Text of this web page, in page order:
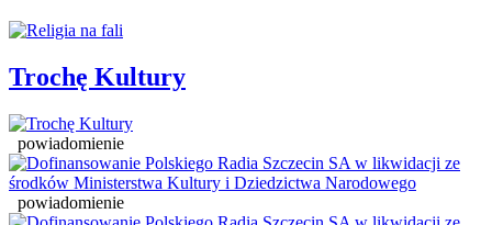
Trochę Kultury
powiadomienie
powiadomienie